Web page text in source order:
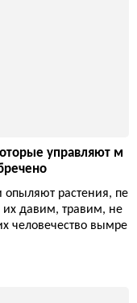
управляют м
растения, пе
давим, травим, не
человечество вымре